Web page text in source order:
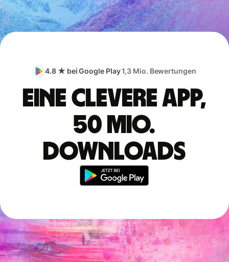
4.8 ★ bei Google Play1,3 Mio. Bewertungen
Eine clevere App,
50 Mio.
Downloads